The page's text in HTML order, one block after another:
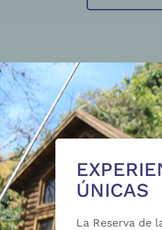
ÚNICAS
La Reserva de